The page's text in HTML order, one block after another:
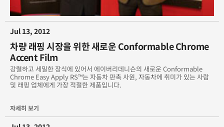
Jul 13, 2012
차량 래핑 시장을 위한 새로운 Conformable Chrome
Accent Film
강렬하고 세밀한 장식에 있어서 에이버리데니슨의 새로운 Conformable
Chrome Easy Apply RS™는 자동차 판촉 사원, 자동차에 취미가 있는 사람
및 래핑 업체에게 가장 적절한 제품입니다.
자세히 보기
기네스 세계 기록을 세운 에이버리데니슨의 학교 지원 프로그램
매장 새단장을 위해 새로 디자인
중국에 진출한 차량 래핑
최고의 승부를 위한 노력
한국의 새로운 인테리어 디자인 트렌드